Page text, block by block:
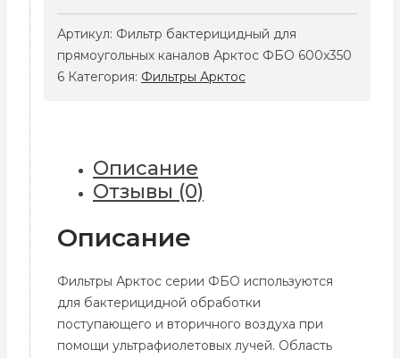
бактерицидный
для
прямоугольных
Артикул: Фильтр бактерицидный для
прямоугольных каналов Арктос ФБО 600x350
6 Категория: Фильтры Арктос
Описание
Отзывы (0)
Описание
Фильтры Арктос серии ФБО используются
для бактерицидной обработки
поступающего и вторичного воздуха при
помощи ультрафиолетовых лучей. Область